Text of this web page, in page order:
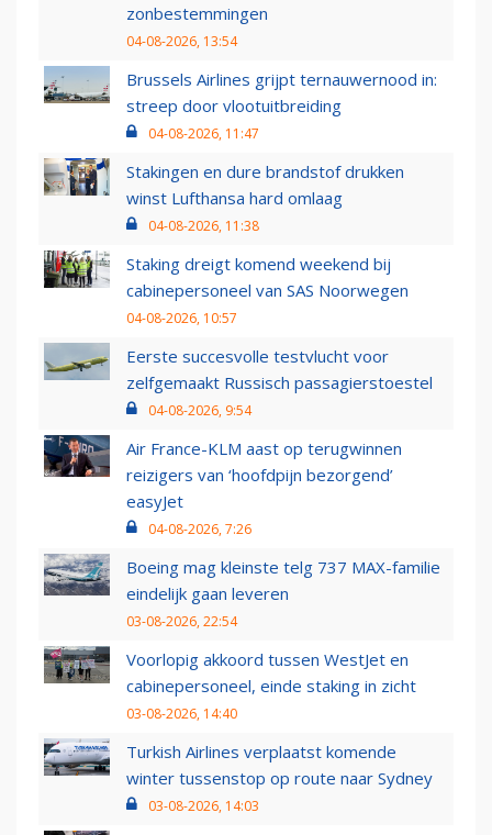
zonbestemmingen
04-08-2026, 13:54
Brussels Airlines grijpt ternauwernood in:
streep door vlootuitbreiding
04-08-2026, 11:47
Stakingen en dure brandstof drukken
winst Lufthansa hard omlaag
04-08-2026, 11:38
Staking dreigt komend weekend bij
cabinepersoneel van SAS Noorwegen
04-08-2026, 10:57
Eerste succesvolle testvlucht voor
zelfgemaakt Russisch passagierstoestel
04-08-2026, 9:54
Air France-KLM aast op terugwinnen
reizigers van ‘hoofdpijn bezorgend’
easyJet
04-08-2026, 7:26
Boeing mag kleinste telg 737 MAX-familie
eindelijk gaan leveren
03-08-2026, 22:54
Voorlopig akkoord tussen WestJet en
cabinepersoneel, einde staking in zicht
03-08-2026, 14:40
Turkish Airlines verplaatst komende
winter tussenstop op route naar Sydney
03-08-2026, 14:03